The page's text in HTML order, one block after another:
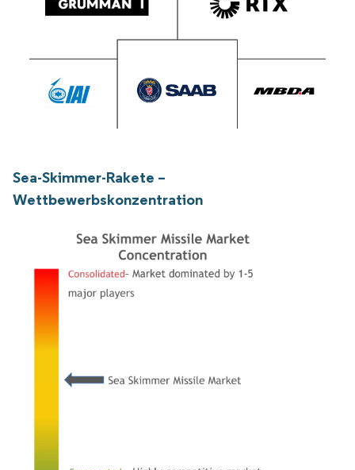
Sea-Skimmer-Rakete –
Wettbewerbskonzentration